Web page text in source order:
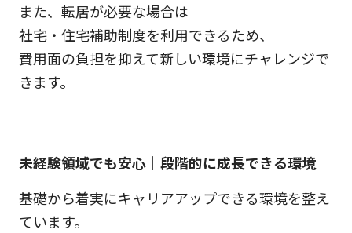
また、転居が必要な場合は
社宅・住宅補助制度を利用できるため、
費用面の負担を抑えて新しい環境にチャレンジで
きます。
未経験領域でも安心｜段階的に成長できる環境
基礎から着実にキャリアアップできる環境を整え
ています。